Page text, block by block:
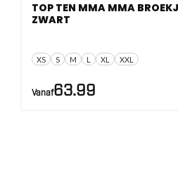
XS S M L XL XXL
TOP TEN MMA MMA
ZWART
Vanaf63.99